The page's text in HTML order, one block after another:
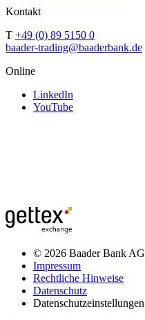
Kontakt
T +49 (0) 89 5150 0
baader-trading@baaderbank.de
Online
LinkedIn
YouTube
© 2026 Baader Bank AG
Impressum
Rechtliche Hinweise
Datenschutz
Datenschutzeinstellungen